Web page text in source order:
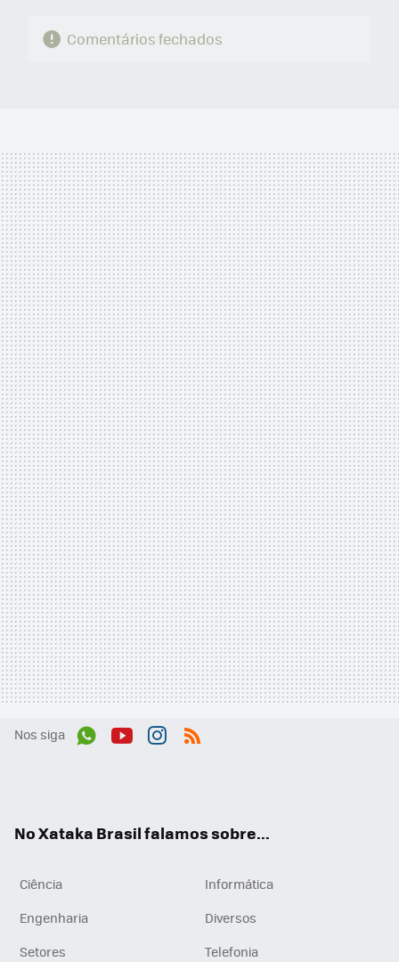
Comentários fechados
Nos siga
No Xataka Brasil falamos sobre...
Ciência
Informática
Engenharia
Diversos
Setores
Telefonia